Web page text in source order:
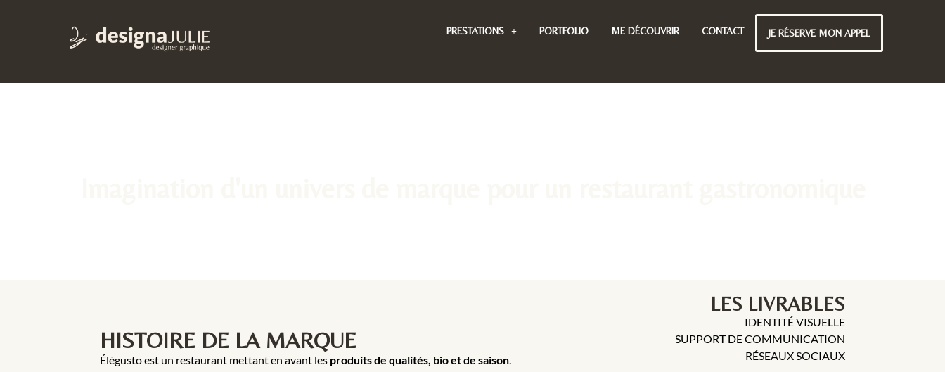
PRESTATIONS PORTFOLIO ME DÉCOUVRIR CONTACT JE RÉSERVE MON APPEL
HISTOIRE DE LA MARQUE
Élégusto est un restaurant mettant en avant les produits de qualités, bio et de saison.
LES LIVRABLES
IDENTITÉ VISUELLE
SUPPORT DE COMMUNICATION
RÉSEAUX SOCIAUX